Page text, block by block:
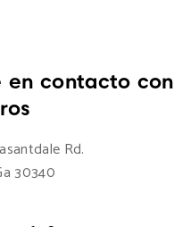
en contacto con
Rd.
30340